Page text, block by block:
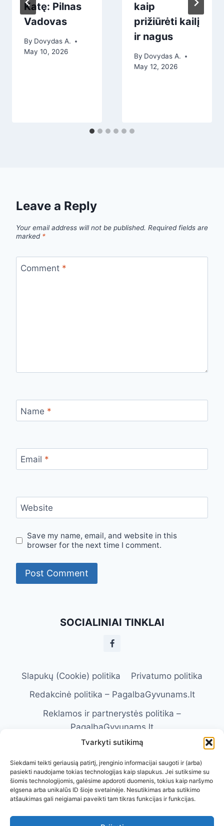
Tvarkyti sutikimą
Siekdami teikti geriausią patirtį, įrenginio informacijai saugoti ir (arba)
pasiekti naudojame tokias technologijas kaip slapukus. Jei sutiksime su
šiomis technologijomis, galėsime apdoroti duomenis, tokius kaip naršymo
elgsena arba unikalūs ID šioje svetainėje. Nesutikimas arba sutikimo
atšaukimas gali neigiamai paveikti tam tikras funkcijas ir funkcijas.
Katę: Pilnas
Vadovas
By Dovydas A.
May 10, 2026
kaip
prižiūrėti kailį
ir nagus
By Dovydas A.
May 12, 2026
Leave a Reply
Your email address will not be published. Required fields are
marked *
Comment *
Name *
Email *
Website
Save my name, email, and website in this
browser for the next time I comment.
SOCIALINIAI TINKLAI
Slapukų (Cookie) politika
Privatumo politika
Redakcinė politika – PagalbaGyvunams.lt
Reklamos ir partnerystės politika –
PagalbaGyvunams.lt
Atsakomybės apribojimas –
PagalbaGyvunams.lt
Naudojimosi taisyklės – PagalbaGyvunams.lt
Kontaktai
Apie Mus